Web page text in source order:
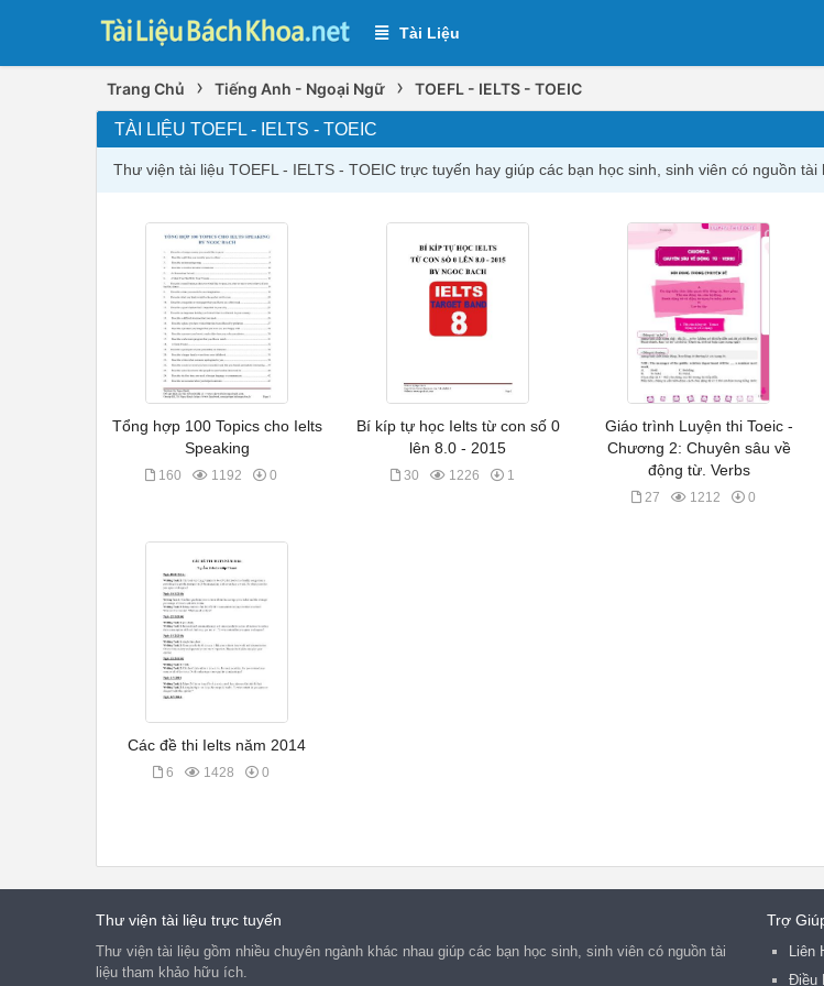
Tài Liệu
Trang Chủ › Tiếng Anh - Ngoại Ngữ › TOEFL - IELTS - TOEIC
TÀI LIỆU TOEFL - IELTS - TOEIC
Thư viện tài liệu TOEFL - IELTS - TOEIC trực tuyến hay giúp các bạn học sinh, sinh viên có nguồn tài
Tổng hợp 100 Topics cho Ielts
Speaking
160 1192 0
Bí kíp tự học Ielts từ con số 0
lên 8.0 - 2015
30 1226 1
Giáo trình Luyện thi Toeic -
Chương 2: Chuyên sâu về
động từ. Verbs
27 1212 0
Các đề thi Ielts năm 2014
6 1428 0
Thư viện tài liệu trực tuyến
Thư viện tài liệu gồm nhiều chuyên ngành khác nhau giúp các bạn học sinh, sinh viên có nguồn tài
liệu tham khảo hữu ích.
Trợ
Liên
Điều